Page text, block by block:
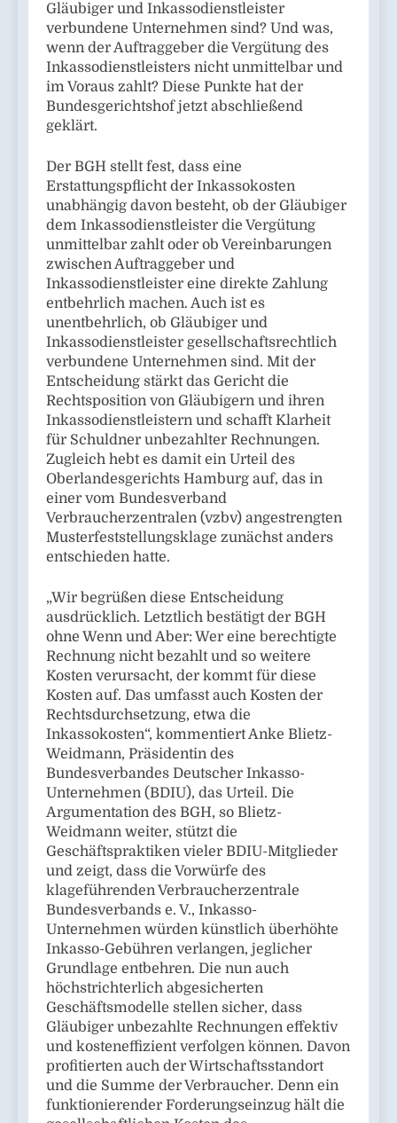
Gläubiger und Inkassodienstleister
verbundene Unternehmen sind? Und was,
wenn der Auftraggeber die Vergütung des
Inkassodienstleisters nicht unmittelbar und
im Voraus zahlt? Diese Punkte hat der
Bundesgerichtshof jetzt abschließend
geklärt.
Der BGH stellt fest, dass eine
Erstattungspflicht der Inkassokosten
unabhängig davon besteht, ob der Gläubiger
dem Inkassodienstleister die Vergütung
unmittelbar zahlt oder ob Vereinbarungen
zwischen Auftraggeber und
Inkassodienstleister eine direkte Zahlung
entbehrlich machen. Auch ist es
unentbehrlich, ob Gläubiger und
Inkassodienstleister gesellschaftsrechtlich
verbundene Unternehmen sind. Mit der
Entscheidung stärkt das Gericht die
Rechtsposition von Gläubigern und ihren
Inkassodienstleistern und schafft Klarheit
für Schuldner unbezahlter Rechnungen.
Zugleich hebt es damit ein Urteil des
Oberlandesgerichts Hamburg auf, das in
einer vom Bundesverband
Verbraucherzentralen (vzbv) angestrengten
Musterfeststellungsklage zunächst anders
entschieden hatte.
„Wir begrüßen diese Entscheidung
ausdrücklich. Letztlich bestätigt der BGH
ohne Wenn und Aber: Wer eine berechtigte
Rechnung nicht bezahlt und so weitere
Kosten verursacht, der kommt für diese
Kosten auf. Das umfasst auch Kosten der
Rechtsdurchsetzung, etwa die
Inkassokosten“, kommentiert Anke Blietz-
Weidmann, Präsidentin des
Bundesverbandes Deutscher Inkasso-
Unternehmen (BDIU), das Urteil. Die
Argumentation des BGH, so Blietz-
Weidmann weiter, stützt die
Geschäftspraktiken vieler BDIU-Mitglieder
und zeigt, dass die Vorwürfe des
klageführenden Verbraucherzentrale
Bundesverbands e. V., Inkasso-
Unternehmen würden künstlich überhöhte
Inkasso-Gebühren verlangen, jeglicher
Grundlage entbehren. Die nun auch
höchstrichterlich abgesicherten
Geschäftsmodelle stellen sicher, dass
Gläubiger unbezahlte Rechnungen effektiv
und kosteneffizient verfolgen können. Davon
profitierten auch der Wirtschaftsstandort
und die Summe der Verbraucher. Denn ein
funktionierender Forderungseinzug hält die